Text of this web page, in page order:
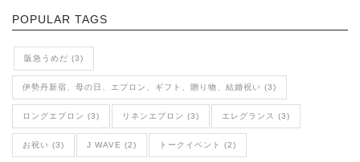
POPULAR TAGS
阪急うめだ (3)
伊勢丹新宿、母の日、エプロン、ギフト、贈り物、結婚祝い (3)
ロングエプロン (3) リネンエプロン (3) エレグランス (3)
お祝い (3) J WAVE (2) トークイベント (2)